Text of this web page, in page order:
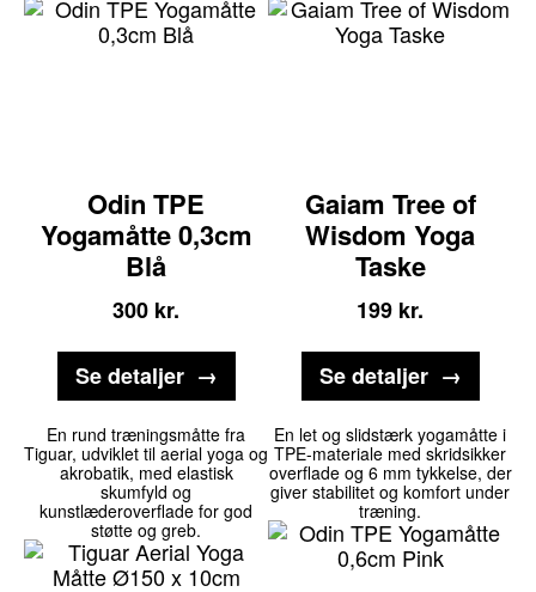
Odin TPE
Yogamåtte 0,3cm
Blå
300 kr.
Se detaljer
Gaiam Tree of
Wisdom Yoga
Taske
199 kr.
Se detaljer
En rund træningsmåtte fra
Tiguar, udviklet til aerial yoga og
akrobatik, med elastisk
skumfyld og
kunstlæderoverflade for god
støtte og greb.
En let og slidstærk yogamåtte i
TPE-materiale med skridsikker
overflade og 6 mm tykkelse, der
giver stabilitet og komfort under
træning.